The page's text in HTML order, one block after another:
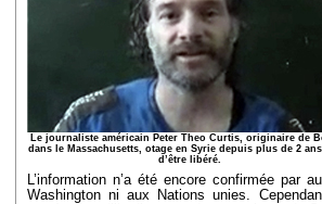
Le journaliste américain Peter Theo Curtis, originaire de
dans le Massachusetts, otage en Syrie depuis plus de 2
d’être libéré.
L’information n’a été encore confirmée par
Washington ni aux Nations unies.